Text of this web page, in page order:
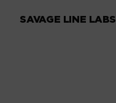
SAVAGE LINE LABS